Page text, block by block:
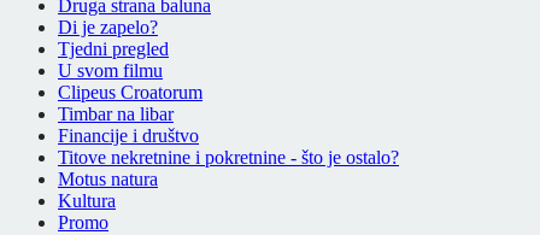
Druga strana baluna
Di je zapelo?
Tjedni pregled
U svom filmu
Clipeus Croatorum
Timbar na libar
Financije i društvo
Titove nekretnine i pokretnine - što je ostalo?
Motus natura
Kultura
Promo